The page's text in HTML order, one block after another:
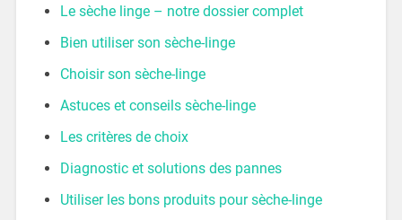
Le sèche linge – notre dossier complet
Bien utiliser son sèche-linge
Choisir son sèche-linge
Astuces et conseils sèche-linge
Les critères de choix
Diagnostic et solutions des pannes
Utiliser les bons produits pour sèche-linge